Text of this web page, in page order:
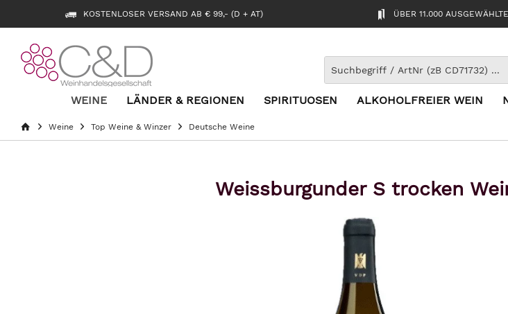
KOSTENLOSER VERSAND AB € 99,- (D + AT) ÜBER 11.000
WEINE LÄNDER & REGIONEN SPIRITUOSEN ALKOHOLFREIER WEIN
Weine Top Weine & Winzer Deutsche Weine
Weissburgunder S trocken